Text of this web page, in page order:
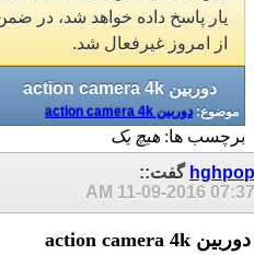
یار پاسخ داده خواهد شد، در
از امروز غیرفعال شد.
دوربین action camera 4k
موضوع:دوربین action camera 4k
برچسب ها: هیچ یک
hghpop گفت::
11-09-2016 07:37 AM
دوربین action camera 4k